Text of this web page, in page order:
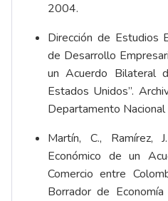
2004.
Dirección de Estudios
de Desarrollo
un Acuerdo Bilateral
Estados Unidos”.
Departamento Nacional
Martín, C., Ramírez,
Económico de un
Comercio entre
Borrador de